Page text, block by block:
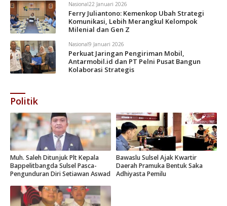
Nasional22 Januari 2026
Ferry Juliantono: Kemenkop Ubah Strategi
Komunikasi, Lebih Merangkul Kelompok
Milenial dan Gen Z
Nasional9 Januari 2026
Perkuat Jaringan Pengiriman Mobil,
Antarmobil.id dan PT Pelni Pusat Bangun
Kolaborasi Strategis
Politik
Muh. Saleh Ditunjuk Plt Kepala
Bappelitbangda Sulsel Pasca-
Pengunduran Diri Setiawan Aswad
Bawaslu Sulsel Ajak Kwartir
Daerah Pramuka Bentuk Saka
Adhiyasta Pemilu